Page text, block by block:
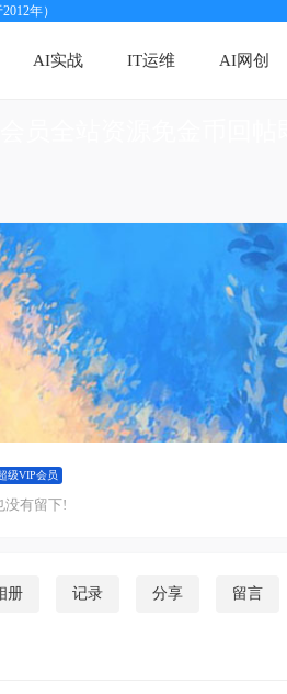
年）
AI实战 IT运维 AI网创
级VIP会员
没有留下!
册 记录 分享 留言